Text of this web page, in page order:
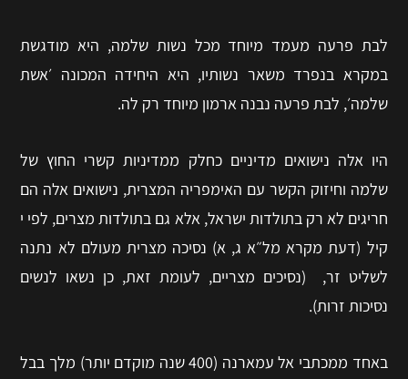
לבת פרעה מעמד מיוחד מכל נשות שלמה, היא מודגשת
במקרא בנפרד משאר נשותיו, היא היחידה המכונה ׳אשת
שלמה׳, לבת פרעה נבנה ארמון מיוחד רק לה.
היו אלה נישואים מדיניים כחלק ממדיניות קשרי החוץ של
שלמה וחיזוק הקשר עם האימפריה המצרית, נישואים אלה הם
חריגים לא רק בתולדות ישראל, אלא גם בתולדות מצרים, לפי י
קיל (דעת מקרא מל״א ג, א) נסיכה מצרית מעולם לא נתנה
לשליט זר, (נסיכים מצריים, לעומת זאת, כן נשאו לנשים
נסיכות זרות).
באחד ממכתבי אל עמארנה (400 שנה מוקדם יותר) מלך בבל